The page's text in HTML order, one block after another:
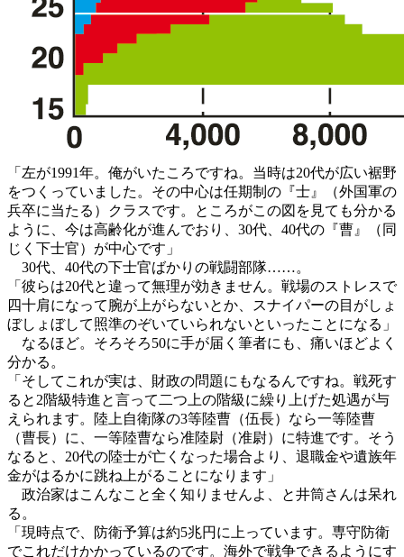
「左が1991年。俺がいたころですね。当時は20代が広い裾野
をつくっていました。その中心は任期制の『士』（外国軍の
兵卒に当たる）クラスです。ところがこの図を見ても分かる
ように、今は高齢化が進んでおり、30代、40代の『曹』（同
じく下士官）が中心です」
30代、40代の下士官ばかりの戦闘部隊……。
「彼らは20代と違って無理が効きません。戦場のストレスで
四十肩になって腕が上がらないとか、スナイパーの目がしょ
ぼしょぼして照準のぞいていられないといったことになる」
なるほど。そろそろ50に手が届く筆者にも、痛いほどよく
分かる。
「そしてこれが実は、財政の問題にもなるんですね。戦死す
ると2階級特進と言って二つ上の階級に繰り上げた処遇が与
えられます。陸上自衛隊の3等陸曹（伍長）なら一等陸曹
（曹長）に、一等陸曹なら准陸尉（准尉）に特進です。そう
なると、20代の陸士が亡くなった場合より、退職金や遺族年
金がはるかに跳ね上がることになります」
政治家はこんなこと全く知りませんよ、と井筒さんは呆れ
る。
「現時点で、防衛予算は約5兆円に上っています。専守防衛
でこれだけかかっているのです。海外で戦争できるようにす